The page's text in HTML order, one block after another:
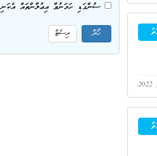
ސުންގަޑި ހަމަނުވާ އިޢުލާންތައް އެކަނި